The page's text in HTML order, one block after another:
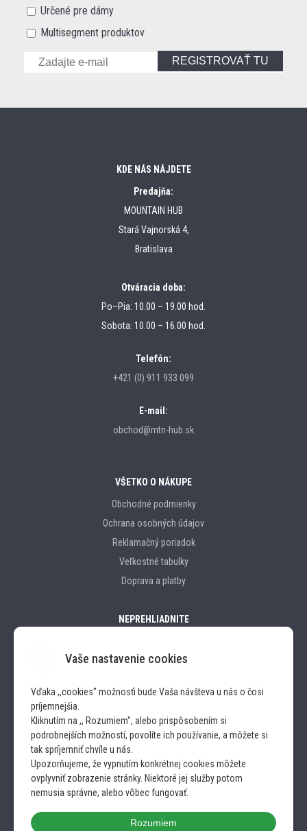
Vaše nastavenie cookies
Vďaka ,,cookies" možnosťi bude Vaša návšteva u nás o čosi
príjemnejšia.
Kliknutím na ,, Rozumiem", alebo prispôsobením si
podrobnejších možností, povolíte ich používanie, a môžete si
tak spríjemniť chvíle u nás.
Upozorňujeme, že vypnutím konkrétnej cookies môžete
ovplyvniť zobrazenie stránky. Niektoré jej služby potom
nemusia správne, alebo vôbec fungovať.
Rozumiem
Určené pre dámy
Multisegment produktov
REGISTROVAŤ TU
KDE NÁS NÁJDETE
Predajňa:
MOUNTAIN HUB
Stará Vajnorská 4,
Bratislava
Otváracia doba:
Po–Pia: 10.00 – 19.00 hod.
Sobota: 10.00 – 16.00 hod.
Telefón:
+421 (0) 911 933 099
E-mail:
obchod@mtn-hub.sk
VŠETKO O NÁKUPE
Obchodné podmienky
Ochrana osobných údajov
Reklamačný poriadok
Veľkostné tabulky
Doprava a platby
NEPREHLIADNITE
INSTAGRAM
FACEBOOK